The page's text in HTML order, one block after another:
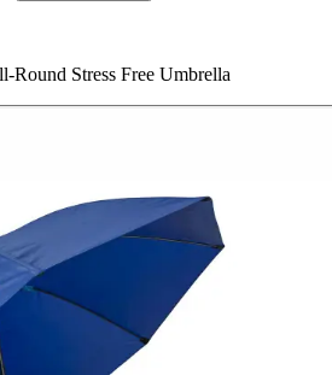
Round Stress Free Umbrella